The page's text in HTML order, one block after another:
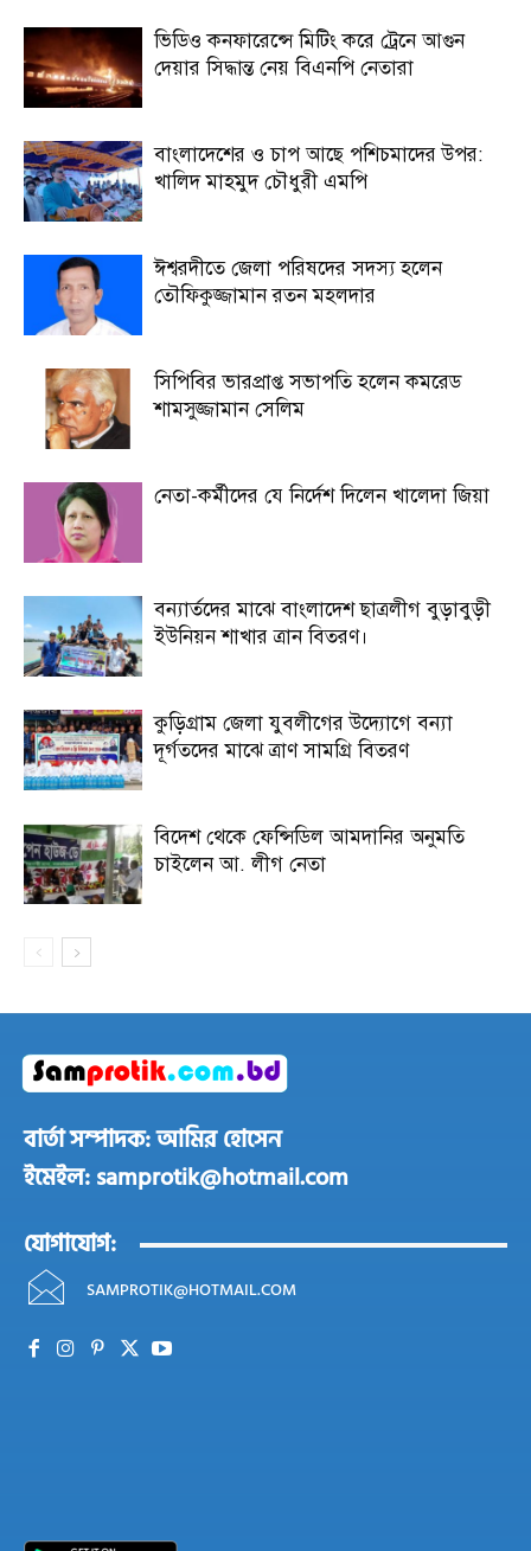
ভিডিও কনফারেন্সে মিটিং করে ট্রেনে আগুন
দেয়ার সিদ্ধান্ত নেয় বিএনপি নেতারা
বাংলাদেশের ও চাপ আছে পশিচমাদের উপর:
খালিদ মাহমুদ চৌধুরী এমপি
ঈশ্বরদীতে জেলা পরিষদের সদস্য হলেন
তৌফিকুজ্জামান রতন মহলদার
সিপিবির ভারপ্রাপ্ত সভাপতি হলেন কমরেড
শামসুজ্জামান সেলিম
নেতা-কর্মীদের যে নির্দেশ দিলেন খালেদা জিয়া
বন্যার্তদের মাঝে বাংলাদেশ ছাত্রলীগ বুড়াবুড়ী
ইউনিয়ন শাখার ত্রান বিতরণ।
কুড়িগ্রাম জেলা যুবলীগের উদ্যোগে বন্যা
দূর্গতদের মাঝে ত্রাণ সামগ্রি বিতরণ
বিদেশ থেকে ফেন্সিডিল আমদানির অনুমতি
চাইলেন আ. লীগ নেতা
বার্তা সম্পাদক: আমির হোসেন
ইমেইল: samprotik@hotmail.com
যোগাযোগ:
SAMPROTIK@HOTMAIL.COM